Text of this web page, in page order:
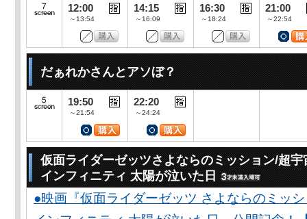
12:00
～13:54
14:15
～16:09
16:30
～18:24
21:00
～22:54
だぁれかさんとアソぼ？
19:50
～21:54
22:20
～24:24
仮面ライダーゼッツさよならのミッション/超
インフィニティ 太陽が泣いた日
●映画『仮面ライダーゼッツ さよならのミッ